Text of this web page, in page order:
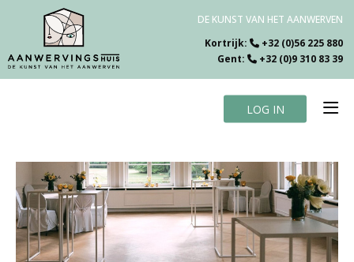
DE KUNST VAN HET AANWERVEN
Kortrijk:
+32 (0)56 225 880
Gent:
+32 (0)9 310 83 39
Vacatures
Over ons
Specialiteiten
Testimonials
Blog
LOG IN